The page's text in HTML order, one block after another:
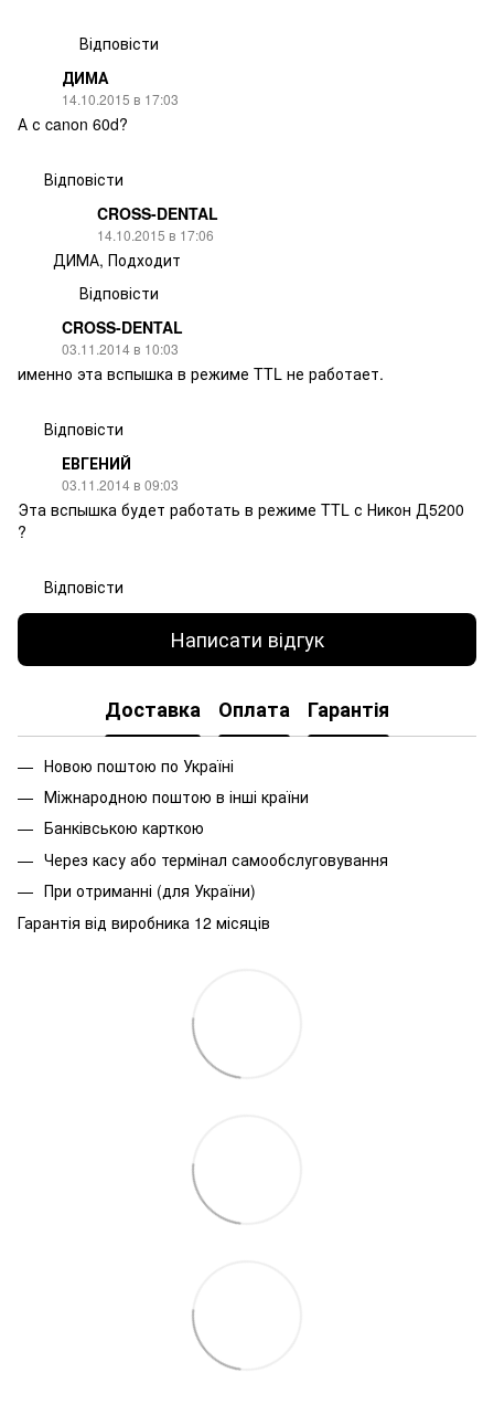
Відповісти
ДИМА
14.10.2015 в 17:03
А с canon 60d?
Відповісти
CROSS-DENTAL
14.10.2015 в 17:06
ДИМА, Подходит
Відповісти
CROSS-DENTAL
03.11.2014 в 10:03
именно эта вспышка в режиме TTL не работает.
Відповісти
ЕВГЕНИЙ
03.11.2014 в 09:03
Эта вспышка будет работать в режиме TTL с Никон Д5200
?
Відповісти
Написати відгук
Доставка Оплата Гарантія
Новою поштою по Україні
Міжнародною поштою в інші країни
Банківською карткою
Через касу або термінал самообслуговування
При отриманні (для України)
Гарантія від виробника 12 місяців